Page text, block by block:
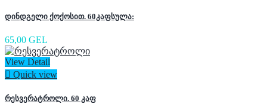
დინდგელი ქოქოსით. 60კაფსულა:
65,00 GEL
View Detail
 Quick view
რესვერატროლი. 60 კაფ